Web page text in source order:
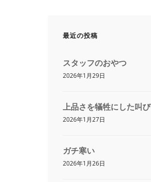
最近の投稿
スタッフのおやつ
2026年1月29日
上品さを犠牲にした叫び
2026年1月27日
ガチ寒い
2026年1月26日